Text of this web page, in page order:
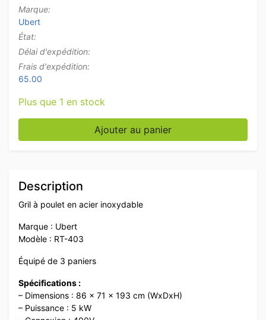
Marque:
Ubert
État:
Délai d'expédition:
Frais d'expédition:
65.00
Plus que 1 en stock
quantité de Gril à poulet Ubert RT-403 en acier
Ajouter au panier
Description
Gril à poulet en acier inoxydable
Marque : Ubert
Modèle : RT-403
Équipé de 3 paniers
Spécifications :
– Dimensions : 86 x 71 x 193 cm (WxDxH)
– Puissance : 5 kW